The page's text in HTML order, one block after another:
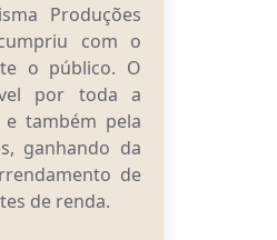
Produções
com o
o público. O
por toda a
também pela
ganhando da
de
de renda.